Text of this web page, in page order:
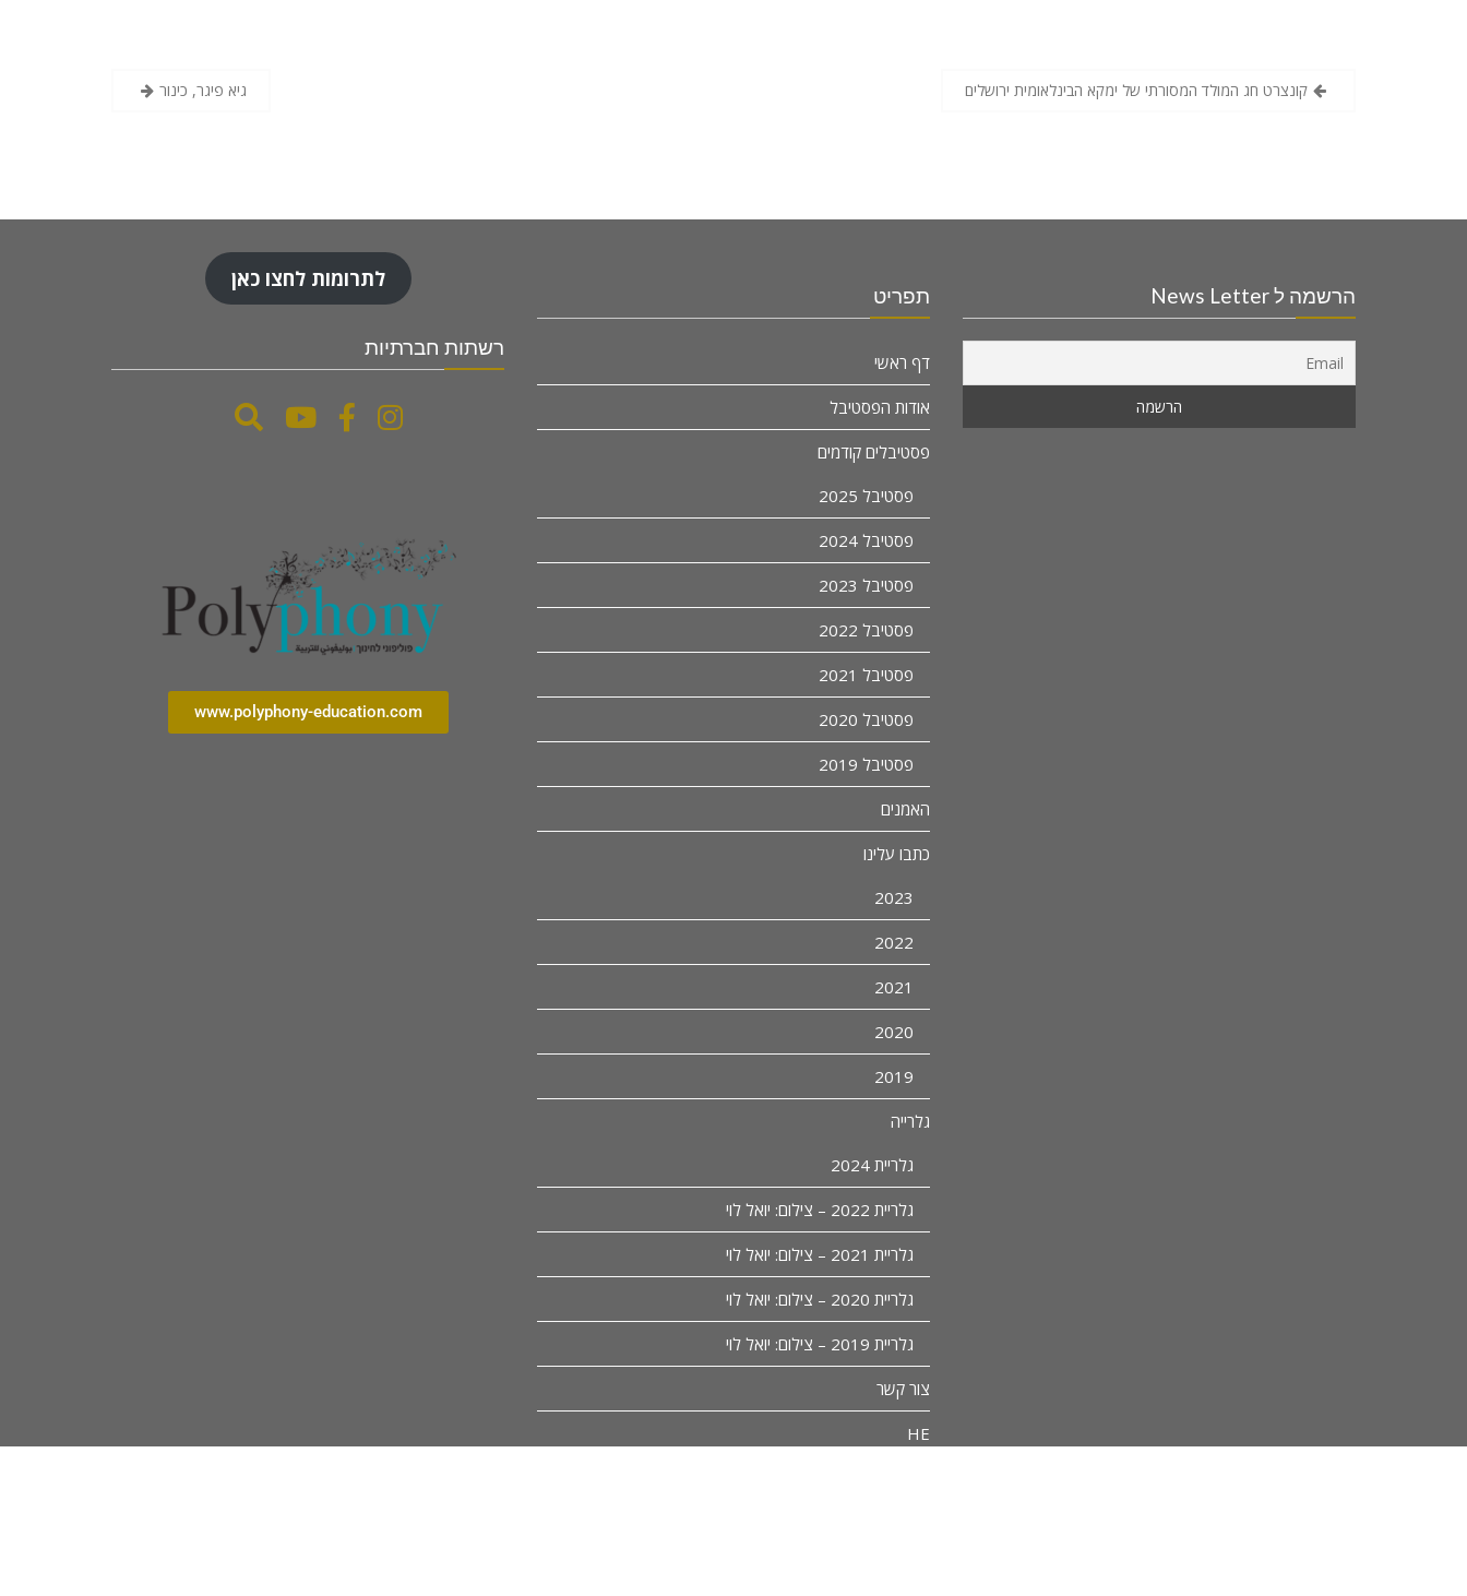
קונצרט חג המולד המסורתי של ימקא הבינלאומית ירושלים גיא פיגר, כינור
הרשמה ל News Letter תפריט
דף ראשי
אודות הפסטיבל
פסטיבלים קודמים
פסטיבל 2025
פסטיבל 2024
פסטיבל 2023
פסטיבל 2022
פסטיבל 2021
פסטיבל 2020
פסטיבל 2019
האמנים
כתבו עלינו
2023
2022
2021
2020
2019
גלרייה
גלריית 2024
גלריית 2022 – צילום: יואל לוי
גלריית 2021 – צילום: יואל לוי
גלריית 2020 – צילום: יואל לוי
גלריית 2019 – צילום: יואל לוי
צור קשר
HE
לתרומות לחצו כאן
רשתות חברתיות
www.polyphony-education.com